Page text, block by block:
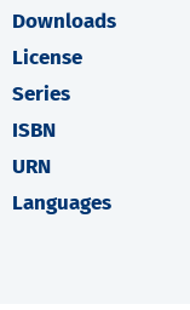
Downloads
License
Series
ISBN
URN
Languages